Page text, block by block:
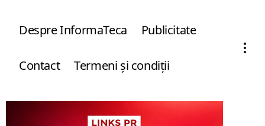
Despre InformaTeca Publicitate
Contact Termeni şi condiţii